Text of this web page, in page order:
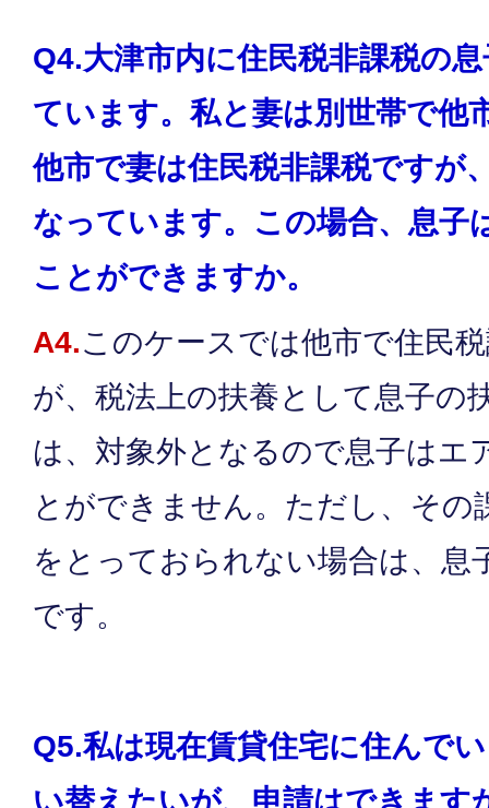
Q4.大津市内に住民税非課税の
ています。私と妻は別世帯で他
他市で妻は住民税非課税ですが
なっています。この場合、息子
ことができますか。
A4.このケースでは他市で住民
が、税法上の扶養として息子の
は、対象外となるので息子はエ
とができません。ただし、その
をとっておられない場合は、息
です。
Q5.私は現在賃貸住宅に住んで
い替えたいが、申請はできます